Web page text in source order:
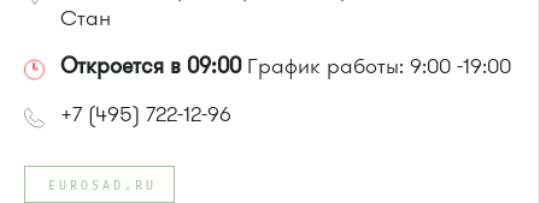
Стан
Откроется в 09:00График работы: 9:00 -19:00
+7 (495) 722-12-96
EUROSAD.RU